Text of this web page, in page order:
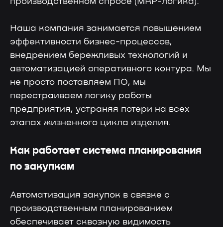
Наша компания занимается повышением
эффективности бизнес-процессов,
внедрением бережливых технологий и
автоматизацией оперативного контура. Мы
не просто поставляем ПО, мы
перестраиваем логику работы
предприятия, устраняя потери на всех
этапах жизненного цикла изделия.
Как работает система планирования
по закупкам
Автоматизация закупок в связке с
производственным планированием
обеспечивает сквозную видимость